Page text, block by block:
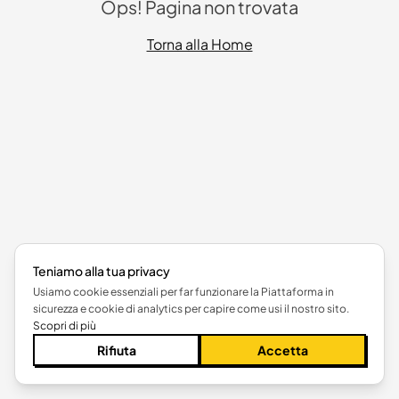
Ops! Pagina non trovata
Torna alla Home
Teniamo alla tua privacy
Usiamo cookie essenziali per far funzionare la Piattaforma in
sicurezza e cookie di analytics per capire come usi il nostro sito.
Scopri di più
Rifiuta Accetta